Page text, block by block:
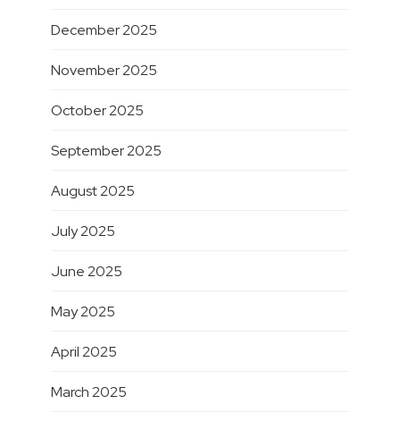
December 2025
November 2025
October 2025
September 2025
August 2025
July 2025
June 2025
May 2025
April 2025
March 2025